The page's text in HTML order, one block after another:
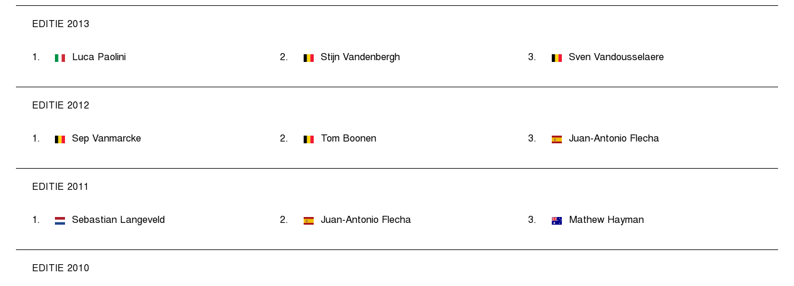
EDITIE 2013
1. Luca Paolini 2. Stijn Vandenbergh 3. Sven Vandousselaere
EDITIE 2012
1. Sep Vanmarcke 2. Tom Boonen 3. Juan-Antonio Flecha
EDITIE 2011
1. Sebastian Langeveld 2. Juan-Antonio Flecha 3. Mathew Hayman
EDITIE 2010